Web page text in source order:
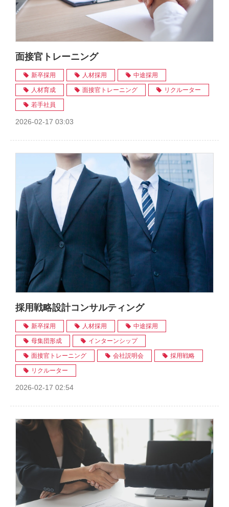
面接官トレーニング
新卒採用 人材採用 中途採用
人材育成 面接官トレーニング リクルーター
若手社員
2026-02-17 03:03
採用戦略設計コンサルティング
新卒採用 人材採用 中途採用
母集団形成 インターンシップ
面接官トレーニング 会社説明会 採用戦略
リクルーター
2026-02-17 02:54